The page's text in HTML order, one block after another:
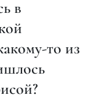
в
то из